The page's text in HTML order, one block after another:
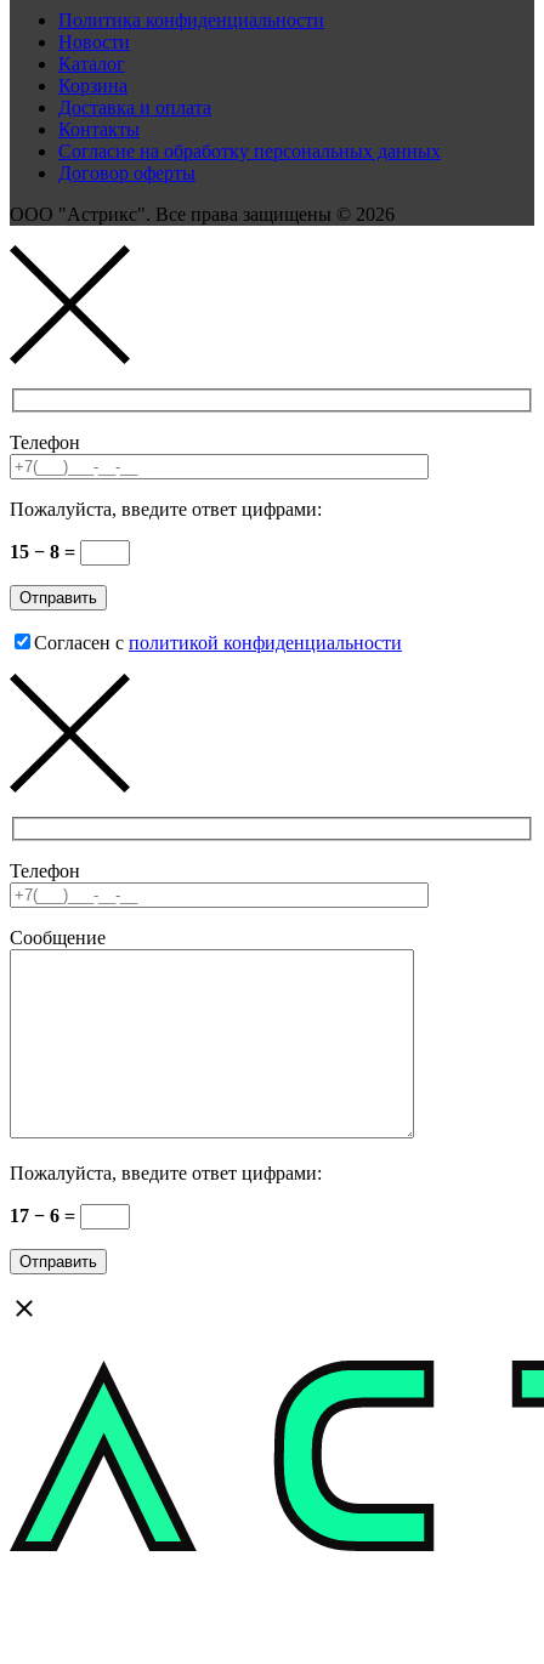
Политика конфиденциальности
Новости
Каталог
Корзина
Доставка и оплата
Контакты
Согласие на обработку персональных данных
Договор оферты
ООО "Астрикс". Все права защищены © 2026
Телефон
Пожалуйста, введите ответ цифрами:
15 − 8 =
Согласен с политикой конфиденциальности
Телефон
Сообщение
Пожалуйста, введите ответ цифрами:
17 − 6 =